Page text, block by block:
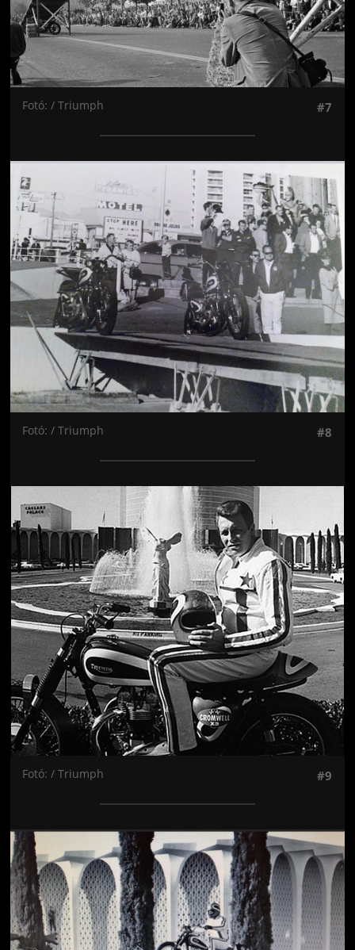
Fotó: / Triumph #7
Jön még kép!
Fotó: / Triumph #8
Jön még kép!
Fotó: / Triumph #9
Jön még kép!